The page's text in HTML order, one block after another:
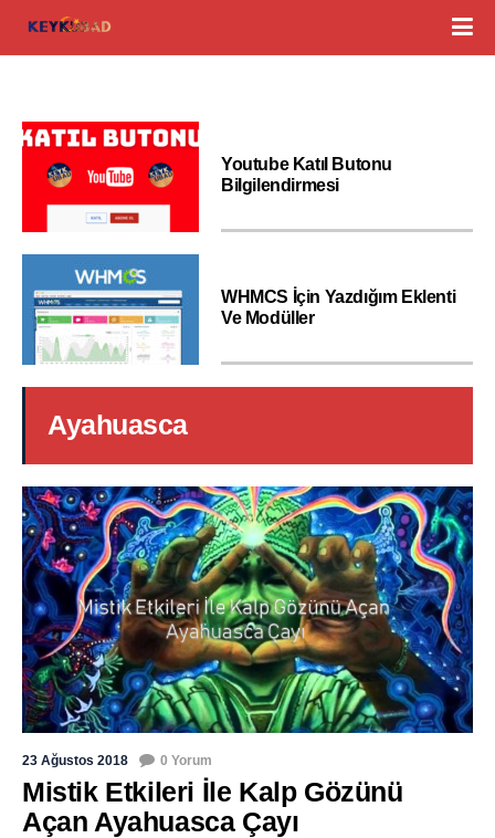
Youtube Katıl Butonu
Bilgilendirmesi
WHMCS İçin Yazdığım Eklenti
Ve Modüller
Ayahuasca
23 Ağustos 2018 0 Yorum
Mistik Etkileri İle Kalp Gözünü
Açan Ayahuasca Çayı